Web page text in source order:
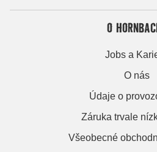
O
Jobs a
O nás
Údaje o
Záruka trvale
Všeobecné